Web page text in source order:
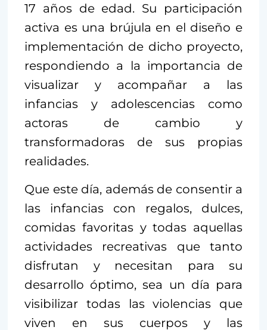
17 años de edad. Su participación
activa es una brújula en el diseño e
implementación de dicho proyecto,
respondiendo a la importancia de
visualizar y acompañar a las
infancias y adolescencias como
actoras de cambio y
transformadoras de sus propias
realidades.
Que este día, además de consentir a
las infancias con regalos, dulces,
comidas favoritas y todas aquellas
actividades recreativas que tanto
disfrutan y necesitan para su
desarrollo óptimo, sea un día para
visibilizar todas las violencias que
viven en sus cuerpos y las